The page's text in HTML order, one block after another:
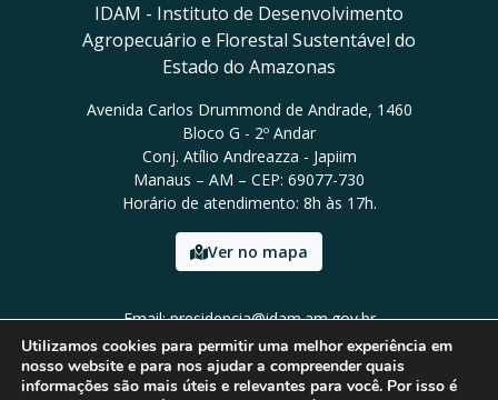
IDAM - Instituto de Desenvolvimento
Agropecuário e Florestal Sustentável do
Estado do Amazonas
Avenida Carlos Drummond de Andrade, 1460
Bloco G - 2º Andar
Conj. Atílio Andreazza - Japiim
Manaus – AM – CEP: 69077-730
Horário de atendimento: 8h às 17h.
Ver no mapa
Email: presidencia@idam.am.gov.br
Tel: (92) 98452-9911
Utilizamos cookies para permitir uma melhor experiência em
nosso website e para nos ajudar a compreender quais
informações são mais úteis e relevantes para você. Por isso é